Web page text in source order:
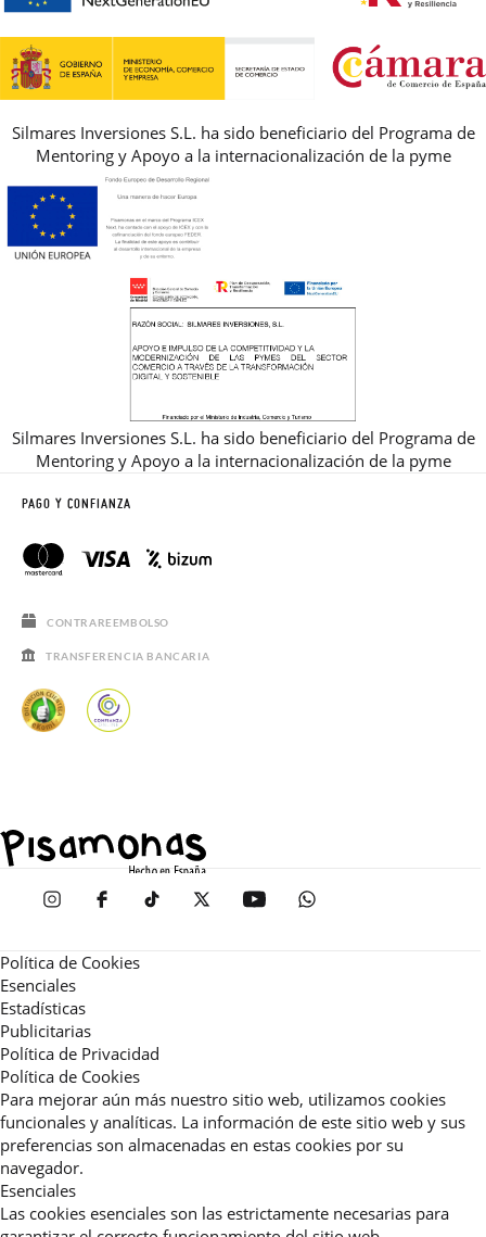
REBAJAS
Silmares Inversiones S.L. ha sido beneficiario del Programa de
Mentoring y Apoyo a la internacionalización de la pyme
Silmares Inversiones S.L. ha sido beneficiario del Programa de
Mentoring y Apoyo a la internacionalización de la pyme
PAGO Y CONFIANZA
CONTRAREEMBOLSO
TRANSFERENCIA BANCARIA
Política de Cookies
Esenciales
Estadísticas
Publicitarias
Política de Privacidad
Política de Cookies
Para mejorar aún más nuestro sitio web, utilizamos cookies
funcionales y analíticas. La información de este sitio web y sus
preferencias son almacenadas en estas cookies por su
navegador.
Esenciales
Las cookies esenciales son las estrictamente necesarias para